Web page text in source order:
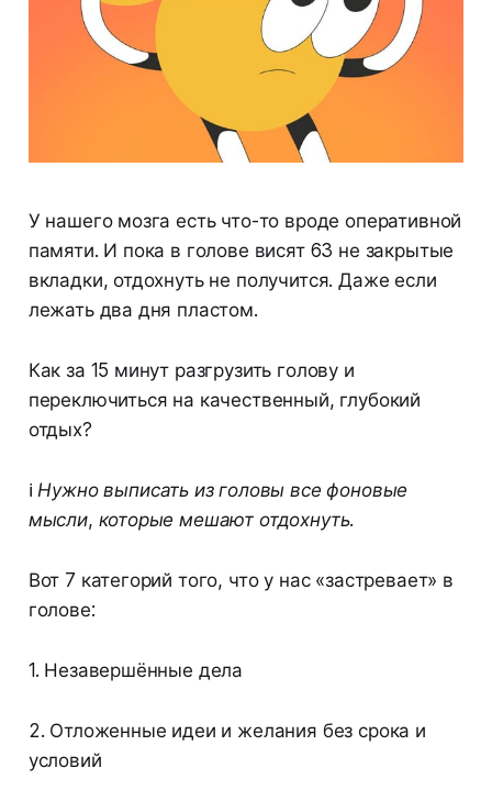
У нашего мозга есть что-то вроде оперативной
памяти. И пока в голове висят 63 не закрытые
вкладки, отдохнуть не получится. Даже если
лежать два дня пластом.
Как за 15 минут разгрузить голову и
переключиться на качественный, глубокий
отдых?
ℹ️ Нужно выписать из головы все фоновые
мысли, которые мешают отдохнуть.
Вот 7 категорий того, что у нас «застревает» в
голове:
1. Незавершённые дела
2. Отложенные идеи и желания без срока и
условий